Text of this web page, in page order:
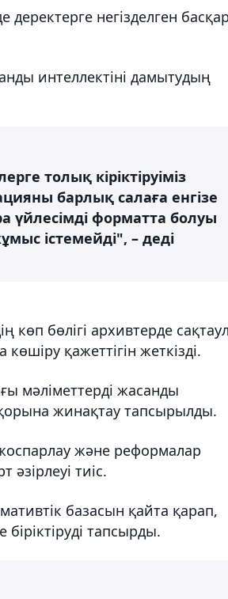
негізделген
интеллектіні дамытудың
толық кіріктіруіміз
барлық салаға енгізе
үйлесімді форматта болуы
істемейді", – деді
көп бөлігі архивтерде
қажеттігін жеткізді.
мәліметтерді жасанды
қорына жинақтау тапсырылды.
және реформалар
тиіс.
базасын қайта қарап,
тапсырды.